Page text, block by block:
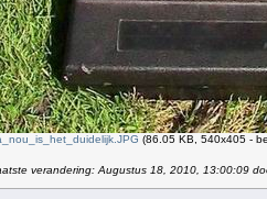
(86.05 KB, 540x405 -
verandering: Augustus 18, 2010, 13:00:09